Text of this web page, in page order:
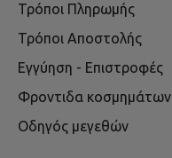
Τρόποι Πληρωμής
Τρόποι Αποστολής
Εγγύηση - Επιστροφές
Φροντιδα κοσμημάτων
Οδηγός μεγεθών